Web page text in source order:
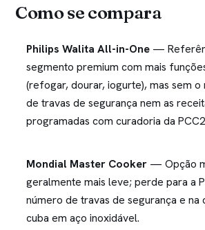
Como se compara
Philips Walita All-in-One —
segmento premium com mais
(refogar, dourar, iogurte), mas sem o
de travas de segurança nem as
programadas com curadoria da
Mondial Master Cooker — Opção
geralmente mais leve; perde para a
número de travas de segurança e na
cuba em aço inoxidável.